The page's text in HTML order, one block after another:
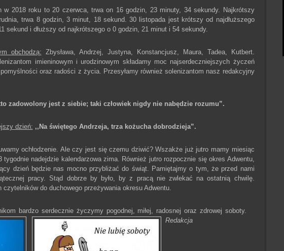
w 2018 roku to 20 czerwca, trwa on 16 godzin, 23 minuty, 34 sekundy. Najkrótszy
trwa 8 godzin, 3 minut, 18 sekund. 30 listopada jest krótszy od najdłuższego
sekund i dłuższy od najkrótszego o 0 godzin, 21 minut i 54 sekundy.
obchodzą: Zbysława, Andrzej, Justyna, Konstancjusz, Maura, Tadea, Kutbert.
imieninowym i urodzinowym składamy moc najserdeczniejszych życzeń
oraz radości z życia. Przesyłamy również solenizantom nasz redakcyjny
zadowolony jest z siebie; taki człowiek nigdy nie nabędzie rozumu”.
dzień: ,,Na świętego Andrzeja, trza kożucha dobrodzieja”.
ochłodzenie. Ale czy jest się czemu dziwić? Wszakże już jutro mamy miesiąc
tygodnie nadejdzie kalendarzowa zima. Również jutro rozpocznie się okres Adwentu,
dzień będzie nas mocno przybliżać do świąt. Pamiętajmy o tym, że przed nami
pracy. Stąd dobrze by było, by z pracą nie zwlekać na ostatnią chwilę.
do duchowego przeżywania okresu Adwentu.
bardzo serdecznie życzymy pogodnej, miłej, radosnej oraz zdrowej soboty.
Redakcja